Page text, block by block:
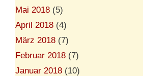
Mai 2018 (5)
April 2018 (4)
März 2018 (7)
Februar 2018 (7)
Januar 2018 (10)